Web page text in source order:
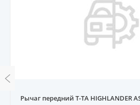
Рычаг передний T-TA HIGHLANDER